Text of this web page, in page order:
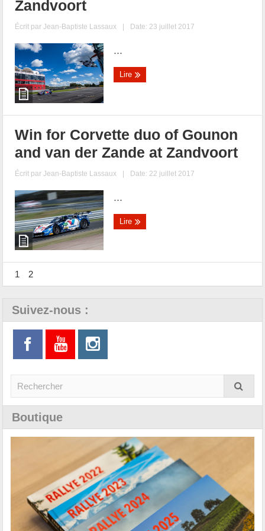
Zandvoort
Écrit parJean-Baptiste Lassaux | Date: 23 juillet 2017
...
Lire
Win for Corvette duo of Gounon
and van der Zande at Zandvoort
Écrit parJean-Baptiste Lassaux | Date: 22 juillet 2017
...
Lire
1 2
Suivez-nous :
Boutique